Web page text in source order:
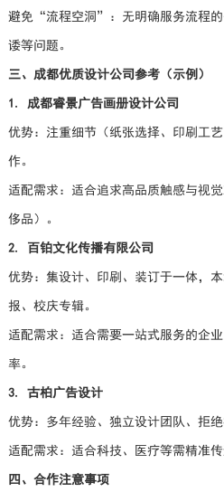
避免“流程空洞”：无明确服务流程的
诿等问题。
三、成都优质设计公司参考（示例）
1. 成都睿景广告画册设计公司
优势：注重细节（纸张选择、印刷工
作。
适配需求：适合追求高品质触感与视
侈品）。
2. 百铂文化传播有限公司
优势：集设计、印刷、装订于一体，
报、校庆专辑。
适配需求：适合需要一站式服务的企
率。
3. 古柏广告设计
优势：多年经验、独立设计团队、拒绝
适配需求：适合科技、医疗等需精准传
四、合作注意事项